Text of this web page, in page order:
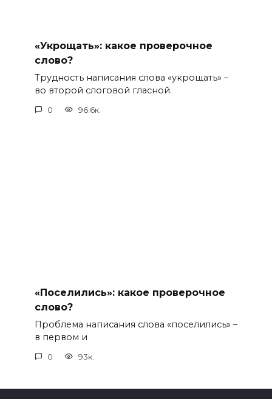
«Укрощать»: какое проверочное
слово?
Трудность написания слова «укрощать» –
во второй слоговой гласной.
0 96.6к.
«Поселились»: какое проверочное
слово?
Проблема написания слова «поселились» –
в первом и
0 93к.